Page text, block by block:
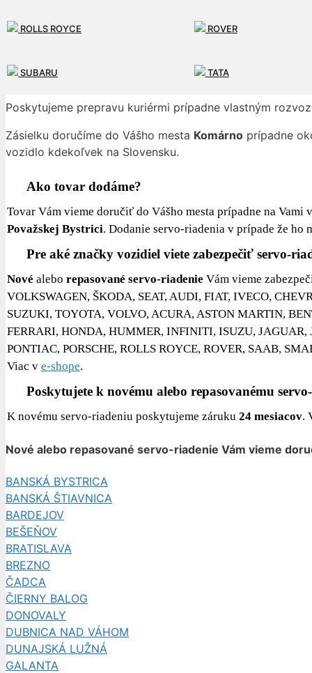
ROLLS ROYCE ROVER
SUBARU TATA
Rýchlosť dodania repasovaného servo-riadenia
Poskytujeme prepravu kuriérmi prípadne vlastným
Zásielku doručíme do Vášho mesta Komárno prípadne
vozidlo kdekoľvek na Slovensku.
Ako tovar dodáme?
Tovar Vám vieme doručiť do Vášho mesta prípadne na
Považskej Bystrici. Dodanie servo-riadenia v prípade že ho
Pre aké značky vozidiel viete zabezpečiť servo-
Nové alebo repasované servo-riadenie Vám vieme
VOLKSWAGEN, ŠKODA, SEAT, AUDI, FIAT, IVECO,
SUZUKI, TOYOTA, VOLVO, ACURA, ASTON MARTIN,
FERRARI, HONDA, HUMMER, INFINITI, ISUZU,
PONTIAC, PORSCHE, ROLLS ROYCE, ROVER, SAAB,
Viac v e-shope.
Poskytujete k novému alebo repasovanému
K novému servo-riadeniu poskytujeme záruku 24 mesiacov.
Nové alebo repasované servo-riadenie Vám vieme
BANSKÁ BYSTRICA
BANSKÁ ŠTIAVNICA
BARDEJOV
BEŠEŇOV
BRATISLAVA
BREZNO
ČADCA
ČIERNY BALOG
DONOVALY
DUBNICA NAD VÁHOM
DUNAJSKÁ LUŽNÁ
GALANTA